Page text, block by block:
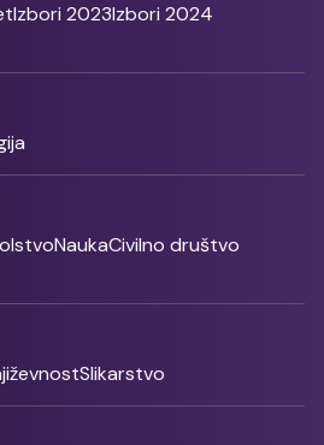
Izbori 2023Izbori 2024
NaukaCivilno društvo
Slikarstvo